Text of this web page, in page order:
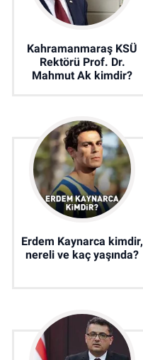
Kahramanmaraş KSÜ
Rektörü Prof. Dr.
Mahmut Ak kimdir?
Erdem Kaynarca kimdir,
nereli ve kaç yaşında?